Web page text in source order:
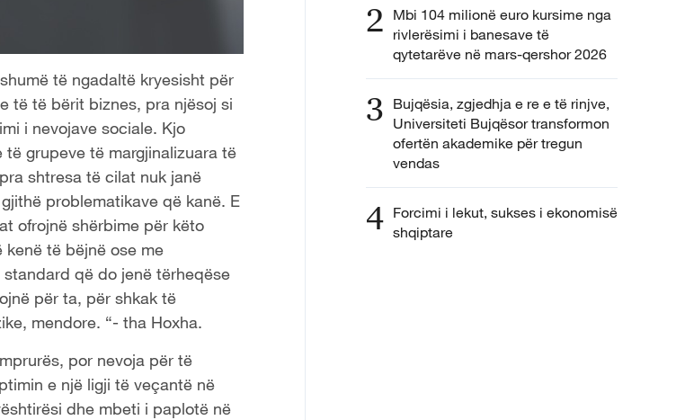
të ngadaltë kryesisht për
të të bërit biznes, pra njësoj si
i nevojave sociale. Kjo
grupeve të margjinalizuara të
shtresa të cilat nuk janë
problematikave që kanë. E
ofrojnë shërbime për këto
të bëjnë ose me
që do jenë tërheqëse
për ta, për shkak të
mendore. “- tha Hoxha.
por nevoja për të
e një ligji të veçantë në
dhe mbeti i paplotë në
2 Mbi 104 milionë euro kursime nga
rivlerësimi i banesave të
qytetarëve në mars-qershor 2026
3 Bujqësia, zgjedhja e re e të rinjve,
Universiteti Bujqësor transformon
ofertën akademike për tregun
vendas
4 Forcimi i lekut, sukses i ekonomisë
shqiptare